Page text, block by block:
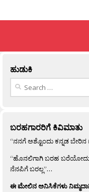
ಹುಡುಕಿ
Search
ಬರಹಗಾರರಿಗೆ ಕಿವಿಮಾತು
“ನನಗೆ ಅಶ್ಟೊಂದು ಕನ್ನಡ ಬೇರಿನ
“ಹೊನಲಿಗಾಗಿ ಬರಹ ಬರೆಯೋದು
ನೆನಪಿಗೆ ಬರಲ್ಲ”…
ಈ ಮೇಲಿನ ಅನಿಸಿಕೆಗಳು